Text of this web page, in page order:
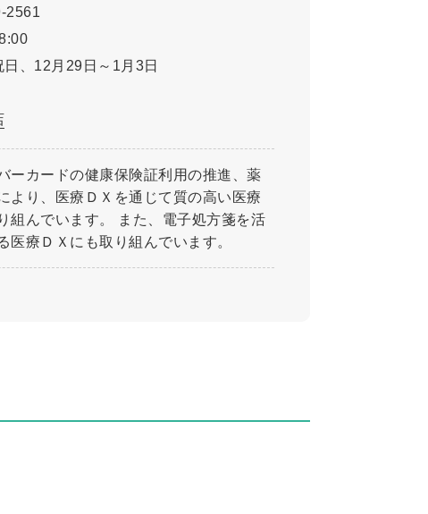
2561
日、12月29日～1月3日
ーカードの健康保険証利用の推進、薬
より、医療ＤＸを通じて質の高い医療
組んでいます。 また、電子処方箋を活
医療ＤＸにも取り組んでいます。